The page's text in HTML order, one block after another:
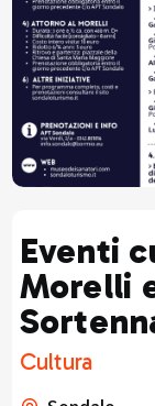
Eventi
Morelli
Cultura